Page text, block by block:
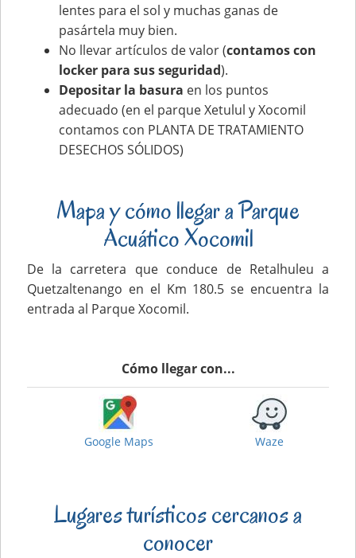
lentes para el sol y muchas ganas de
pasártela muy bien.
No llevar artículos de valor (contamos con
locker para sus seguridad).
Depositar la basura en los puntos
adecuado (en el parque Xetulul y Xocomil
contamos con PLANTA DE TRATAMIENTO
DESECHOS SÓLIDOS)
Mapa y cómo llegar a Parque
Acuático Xocomil
De la carretera que conduce de Retalhuleu a
Quetzaltenango en el Km 180.5 se encuentra la
entrada al Parque Xocomil.
Cómo llegar con...
Google Maps Waze
Lugares turísticos cercanos a
conocer